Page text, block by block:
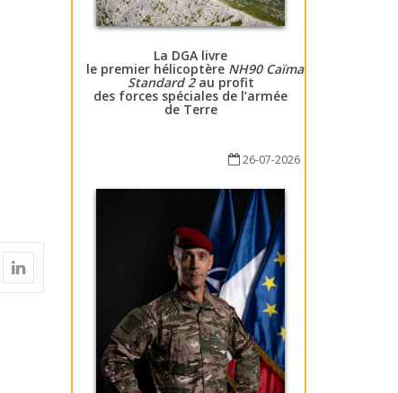
La DGA livre
le premier hélicoptère NH90 Caïman
Standard 2au profit
des forces spéciales de l’armée
de Terre
26-07-2026